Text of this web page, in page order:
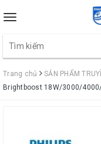
Toggle
Trang chủ SẢN PHẨM
Brightboost 18W/3000/